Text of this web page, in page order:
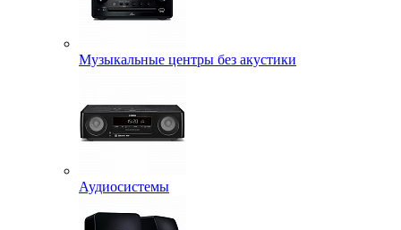
Музыкальные центры без акустики
Аудиосистемы